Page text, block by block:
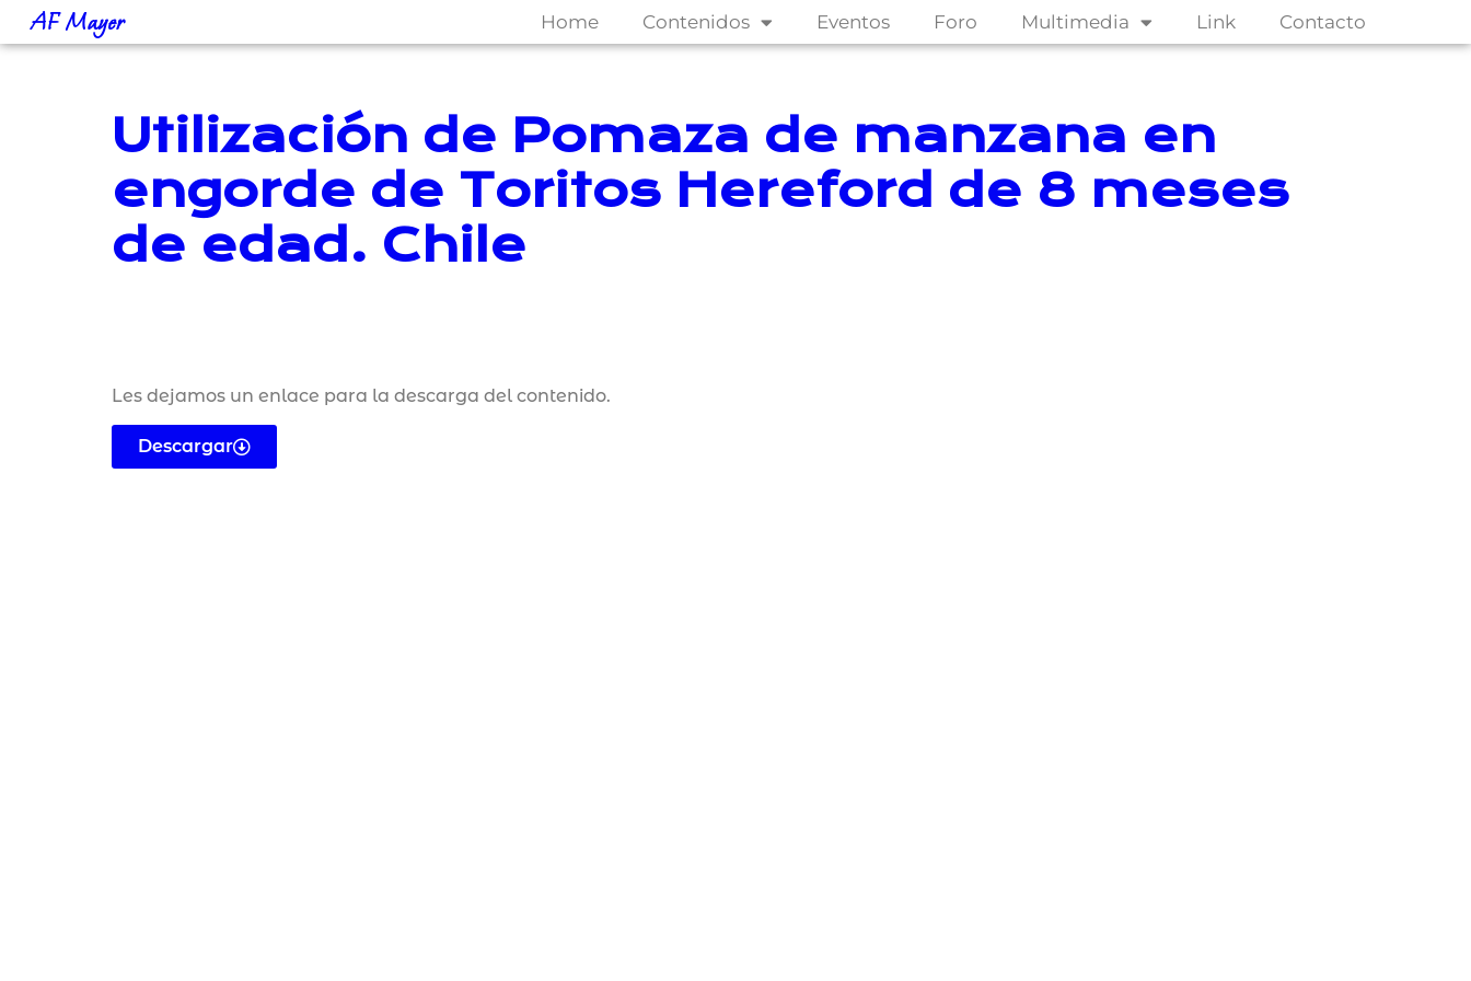
AF Mayer Home Contenidos Eventos Foro Multimedia Link Contacto
Utilización de Pomaza de manzana en
engorde de Toritos Hereford de 8 meses
de edad. Chile
Les dejamos un enlace para la descarga del contenido.
Descargar